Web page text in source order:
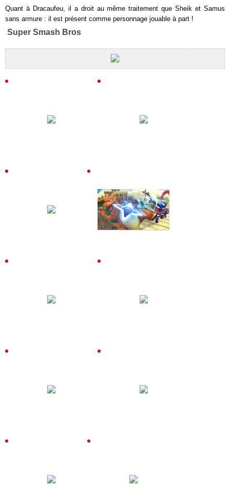
Quant à Dracaufeu, il a droit au même traitement que Sheik et Samus
sans armure : il est présent comme personnage jouable à part !
Super Smash Bros